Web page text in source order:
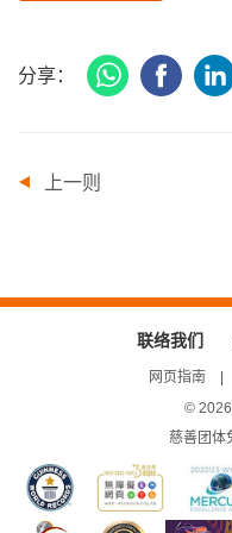
分享： WhatsAppFacebook
领
上一则
联络我们
网页指南
©
慈善团体